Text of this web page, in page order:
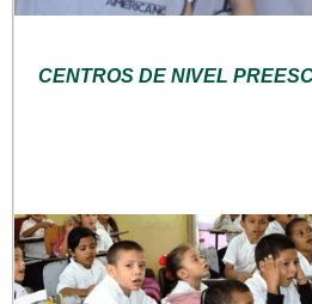
CENTROS DE NIVEL